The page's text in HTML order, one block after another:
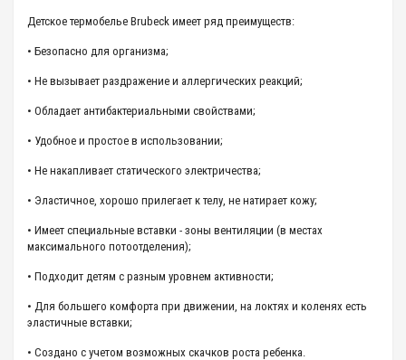
Детское термобелье Brubeck имеет ряд преимуществ:
• Безопасно для организма;
• Не вызывает раздражение и аллергических реакций;
• Обладает антибактериальными свойствами;
• Удобное и простое в использовании;
• Не накапливает статического электричества;
• Эластичное, хорошо прилегает к телу, не натирает кожу;
• Имеет специальные вставки - зоны вентиляции (в местах
максимального потоотделения);
• Подходит детям с разным уровнем активности;
• Для большего комфорта при движении, на локтях и коленях есть
эластичные вставки;
• Создано с учетом возможных скачков роста ребенка.